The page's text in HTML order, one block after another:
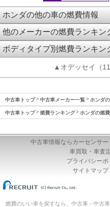
ホンダの他の車の燃費情報
他のメーカーの燃費ランキン
ボディタイプ別燃費ランキン
▲オデッセイ（
中古車トップ 中古車メーカー一覧 ホンダ
中古車トップ 燃費ランキング ホンダの燃
中古車情報ならカーセンサー
車買取・車査
プライバシーポ
サイトマップ
燃費のいい車を探すなら、中古車・中古